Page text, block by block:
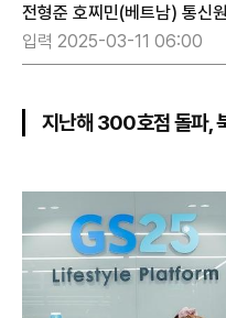
전형준 호찌민(베트남) 통신원
입력 2025-03-11 06:00
지난해 300호점 돌파,